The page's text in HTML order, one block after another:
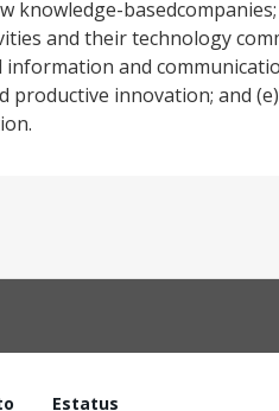
knowledge-
and their technology
and
productive innovation; and
Estatus